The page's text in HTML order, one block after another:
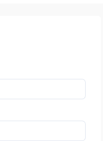
โมเลกุลที่สมบูรณ์ ไม่เสีย
Peptides • Proteins •
Polymers
and with different
giving you the
the system to your
stable from -80? to
Used for freezing